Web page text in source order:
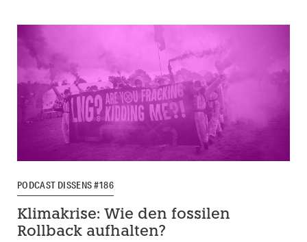
PODCAST DISSENS #186
Klimakrise: Wie den fossilen
Rollback aufhalten?